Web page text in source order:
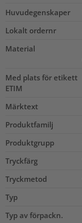
Huvudegenskaper
Lokalt ordernr
Material
Med plats för etikett
ETIM
Märktext
Produktfamilj
Produktgrupp
Tryckfärg
Tryckmetod
Typ
Typ av förpackn.